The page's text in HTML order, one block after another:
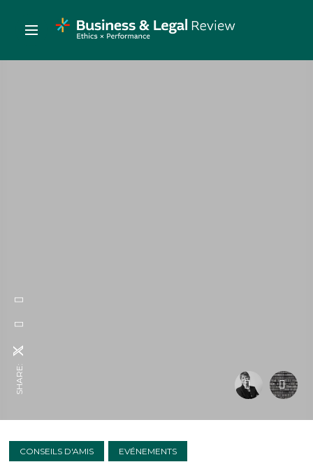
SHARE:
CONSEILS D'AMIS EVÉNEMENTS